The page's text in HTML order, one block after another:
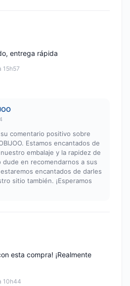
15h57
entrega rápida
comentario positivo sobre
Estamos encantados de
embalaje y la rapidez de
en recomendarnos a sus
encantados de darles
sitio también. ¡Esperamos
10h44
esta compra! ¡Realmente